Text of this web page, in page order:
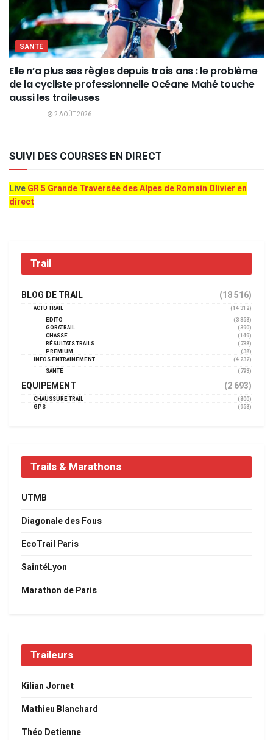
SANTÉ
Elle n’a plus ses règles depuis trois ans : le problème
de la cycliste professionnelle Océane Mahé touche
aussi les traileuses
2 AOÛT 2026
SUIVI DES COURSES EN DIRECT
LiveGR 5 Grande Traversée des Alpes de Romain Olivier en
direct
Trail
BLOG DE TRAIL (18 516)
ACTU TRAIL
(14 312)
EDITO
(3 358)
GORATRAIL
(390)
CHASSE
(149)
RÉSULTATS TRAILS
(738)
PREMIUM
(38)
INFOS ENTRAINEMENT
(4 232)
SANTÉ
(793)
EQUIPEMENT (2 693)
CHAUSSURE TRAIL
(800)
GPS
(958)
Trails & Marathons
UTMB
Diagonale des Fous
EcoTrail Paris
SaintéLyon
Marathon de Paris
Traileurs
Kilian Jornet
Mathieu Blanchard
Théo Detienne